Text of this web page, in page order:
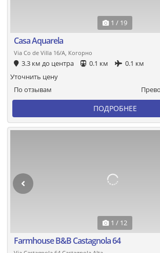
1 / 19
Casa Aquarela
Via Co de Villa 16/A, Когорно
3.3 км до центра 0.1 км 0.1 км
По отзывам
Уточнить цену
ПОДРОБНЕЕ
1 / 12
Farmhouse B&B Castagnola 64